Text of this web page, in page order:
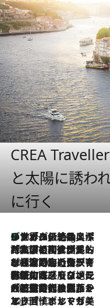
CREA
と太陽に誘わ
に行く
10 Hours Ago
リスボンの絶品スイーツ「パステル・デ・ナタ」とは？ポルトガル伝統の奥深い世界へ
2026.7.27
「私の祖国はポルトガル語です」国民的詩人フェルナンド・ペソアと、彼が愛した文学の街を歩く
2026.7.26
ポルトガル近海が育む極上の海の幸。キリリと冷えた白ワインと愉しむ、シーフード専門店の贅沢
2026.7.22
伝統の味をモダンに昇華。高感度な地元客が集う、リスボンの最旬ガストロノミー
2026.7.21
大航海時代の栄華から、震災、独裁、そして革命へ。ポルトガル・首都リスボンの石畳に刻まれた「歴史の光と影」
2026.7.13
エッセイ・ヤマザキマリ「慎ましくも美しき国 ポルトガル」